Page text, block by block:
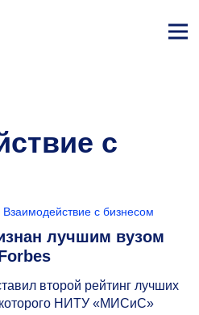
с
Взаимодействие с бизнесом
лучшим вузом
второй рейтинг лучших
которого НИТУ «МИСиС»